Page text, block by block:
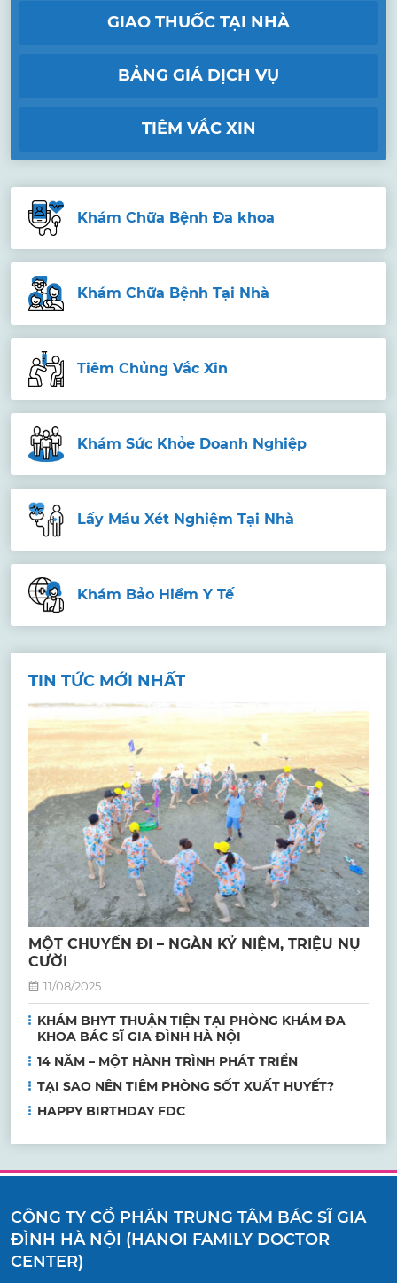
GIAO THUỐC TẠI NHÀ
BẢNG GIÁ DỊCH VỤ
TIÊM VẮC XIN
Khám Chữa Bệnh Đa khoa
Khám Chữa Bệnh Tại Nhà
Tiêm Chủng Vắc Xin
Khám Sức Khỏe Doanh Nghiệp
Lấy Máu Xét Nghiệm Tại Nhà
Khám Bảo Hiểm Y Tế
TIN TỨC MỚI NHẤT
MỘT CHUYẾN ĐI – NGÀN KỶ NIỆM, TRIỆU NỤ
CƯỜI
11/08/2025
KHÁM BHYT THUẬN TIỆN TẠI PHÒNG KHÁM ĐA
KHOA BÁC SĨ GIA ĐÌNH HÀ NỘI
14 NĂM – MỘT HÀNH TRÌNH PHÁT TRIỂN
TẠI SAO NÊN TIÊM PHÒNG SỐT XUẤT HUYẾT?
HAPPY BIRTHDAY FDC
CÔNG TY CỔ PHẦN TRUNG TÂM BÁC SĨ GIA
ĐÌNH HÀ NỘI (HANOI FAMILY DOCTOR
CENTER)